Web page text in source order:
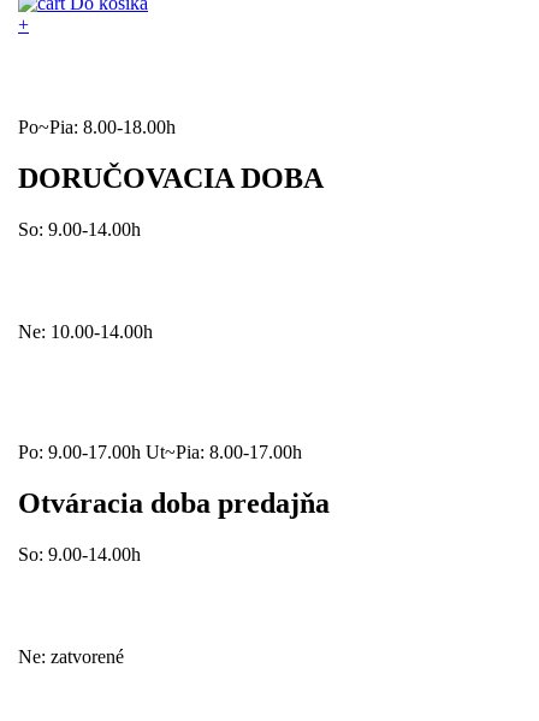
+
Po~Pia: 8.00-18.00h
DORUČOVACIA DOBA
So: 9.00-14.00h
Ne: 10.00-14.00h
Po: 9.00-17.00h Ut~Pia: 8.00-17.00h
Otváracia doba predajňa
So: 9.00-14.00h
Ne: zatvorené